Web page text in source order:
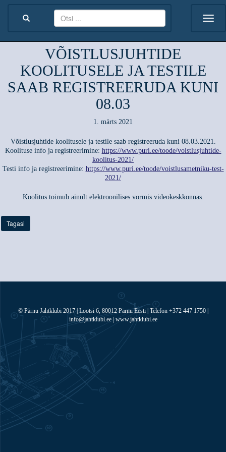
VÕISTLUSJUHTIDE
KOOLITUSELE JA TESTILE
SAAB REGISTREERUDA KUNI
08.03
1. märts 2021
Võistlusjuhtide koolitusele ja testile saab registreeruda kuni 08.03.2021.
Koolituse info ja registreerimine: https://www.puri.ee/toode/voistlusjuhtide-
koolitus-2021/
Testi info ja registreerimine: https://www.puri.ee/toode/voistlusametniku-test-
2021/
Koolitus toimub ainult elektroonilises vormis videokeskkonnas.
Tagasi
© Pärnu Jahtklubi 2017 | Lootsi 6, 80012 Pärnu Eesti | Telefon +372 447 1750 |
info@jahtklubi.ee | www.jahtklubi.ee